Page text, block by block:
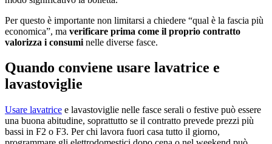
Per questo è importante non limitarsi a chiedere “qual è la fascia più
economica”, ma verificare prima come il proprio contratto
valorizza i consumi nelle diverse fasce.
Quando conviene usare lavatrice e
lavastoviglie
Usare lavatrice e lavastoviglie nelle fasce serali o festive può essere
una buona abitudine, soprattutto se il contratto prevede prezzi più
bassi in F2 o F3. Per chi lavora fuori casa tutto il giorno,